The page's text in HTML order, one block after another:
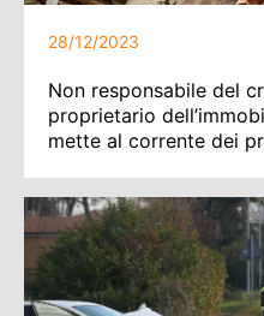
28/12/2023
Non responsabile del
proprietario
mette al corrente dei